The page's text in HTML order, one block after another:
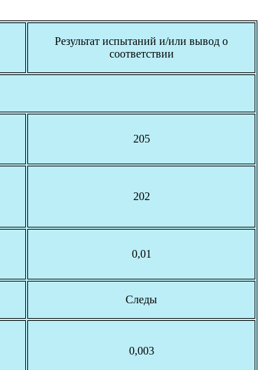
Результат испытаний и/или вывод о
соответствии
205
202
0,01
Следы
0,003